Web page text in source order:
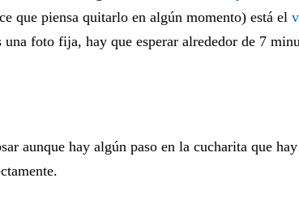
que piensa quitarlo en algún momento) está el
una foto fija, hay que esperar alrededor de 7
aunque hay algún paso en la cucharita que